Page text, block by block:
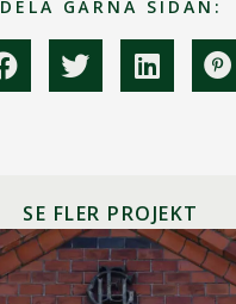
DELA GÄRNA SIDAN:
SE FLER PROJEKT